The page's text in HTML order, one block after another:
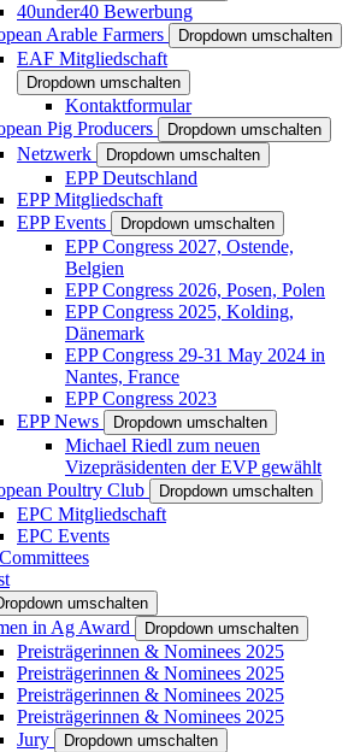
40under40 Bewerbung
Arable Farmers
Dropdown umschalten
EAF Mitgliedschaft
Dropdown umschalten
Kontaktformular
Pig Producers
Dropdown umschalten
Netzwerk Dropdown umschalten
EPP Deutschland
EPP Mitgliedschaft
EPP Events
Dropdown umschalten
EPP Congress 2027, Ostende,
Belgien
EPP Congress 2026, Posen, Polen
EPP Congress 2025, Kolding,
Dänemark
EPP Congress 29-31 May 2024 in
Nantes, France
EPP Congress 2023
EPP News
Dropdown umschalten
Michael Riedl zum neuen
Vizepräsidenten der EVP gewählt
Poultry Club
Dropdown umschalten
EPC Mitgliedschaft
EPC Events
umschalten
in Ag Award Dropdown umschalten
Preisträgerinnen & Nominees 2025
Preisträgerinnen & Nominees 2025
Preisträgerinnen & Nominees 2025
Preisträgerinnen & Nominees 2025
Jury
Dropdown umschalten